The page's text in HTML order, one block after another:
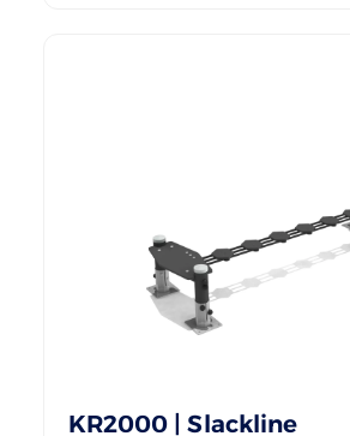
KR2000 | Slackline